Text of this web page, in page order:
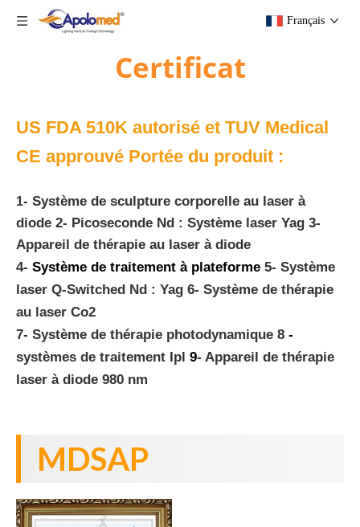
Français
Certificat
US FDA 510K autorisé et TUV Medical
CE approuvé Portée du produit :
1- Système de sculpture corporelle au laser à
diode 2- Picoseconde Nd : Système laser Yag 3-
Appareil de thérapie au laser à diode
4- Système de traitement à plateforme 5- Système
laser Q-Switched Nd : Yag 6- Système de thérapie
au laser Co2
7- Système de thérapie photodynamique 8 -
systèmes de traitement Ipl 9- Appareil de thérapie
laser à diode 980 nm
MDSAP